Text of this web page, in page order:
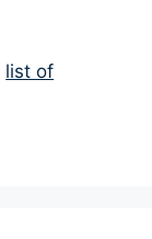
list of